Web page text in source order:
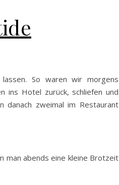
So waren wir morgens
ins Hotel zurück, schliefen und
danach zweimal im Restaurant
man abends eine kleine Brotzeit